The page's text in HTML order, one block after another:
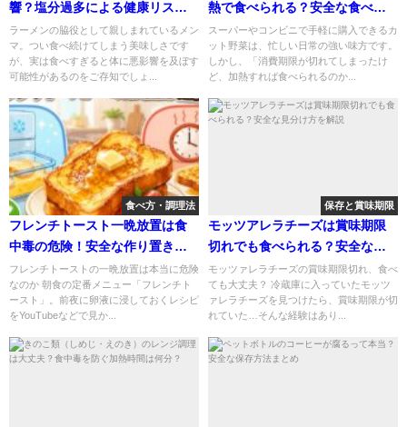
響？塩分過多による健康リスク
を解説
ラーメンの脇役として親しまれているメン
マ。つい食べ続けてしまう美味しさです
が、実は食べすぎると体に悪影響を及ぼす
可能性があるのをご存知でしょ...
熱で食べられる？安全な食べ方
を解説
スーパーやコンビニで手軽に購入できるカ
ット野菜は、忙しい日常の強い味方です。
しかし、「消費期限が切れてしまったけ
ど、加熱すれば食べられるのか...
食べ方・調理法
フレンチトースト一晩放置は食
中毒の危険！安全な作り置き方
法とは
フレンチトーストの一晩放置は本当に危険
なのか 朝食の定番メニュー「フレンチト
ースト」。前夜に卵液に浸しておくレシピ
をYouTubeなどで見か...
保存と賞味期限
モッツアレラチーズは賞味期限
切れでも食べられる？安全な見
分け方を解説
モッツァレラチーズの賞味期限切れ、食べ
ても大丈夫？ 冷蔵庫に入っていたモッツ
ァレラチーズを見つけたら、賞味期限が切
れていた…そんな経験はあり...